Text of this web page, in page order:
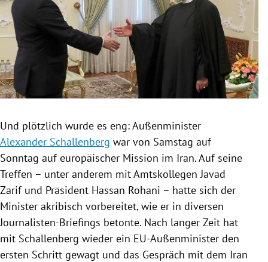
Untermenü
Untermenü
Untermenü
Untermenü
Und plötzlich wurde es eng: Außenminister
Alexander Schallenberg war von Samstag auf
Sonntag auf europäischer Mission im Iran. Auf seine
Treffen – unter anderem mit AmtskollegenJavad
Zarifund Präsident Hassan Rohani – hatte sich der
Minister akribisch vorbereitet, wie er in diversen
Journalisten-Briefings betonte. Nach langer Zeit hat
mit Schallenberg wieder ein EU-Außenminister den
ersten Schritt gewagt und das Gespräch mit dem Iran